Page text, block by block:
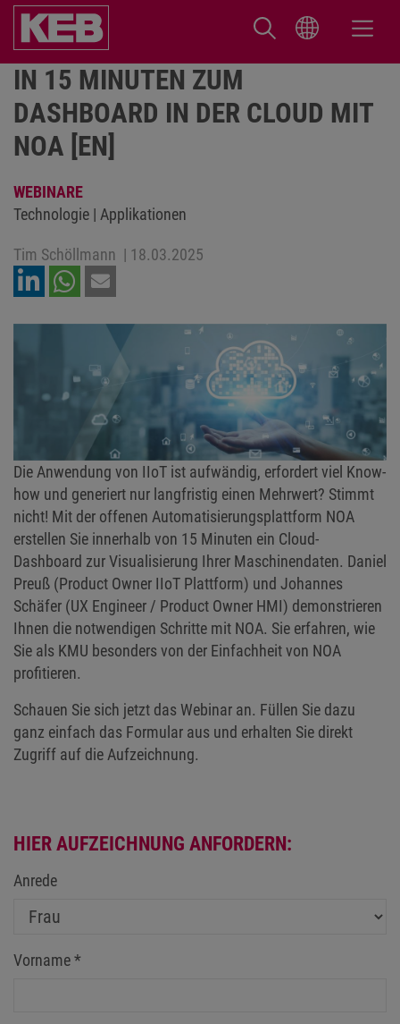
IN 15 MINUTEN ZUM
DASHBOARD IN DER CLOUD MIT
NOA [EN]
WEBINARE
Technologie | Applikationen
Tim Schöllmann | 18.03.2025
Die Anwendung von IIoT ist aufwändig, erfordert viel Know-
how und generiert nur langfristig einen Mehrwert? Stimmt
nicht! Mit der offenen Automatisierungsplattform NOA
erstellen Sie innerhalb von 15 Minuten ein Cloud-
Dashboard zur Visualisierung Ihrer Maschinendaten. Daniel
Preuß (Product Owner IIoT Plattform) und Johannes
Schäfer (UX Engineer / Product Owner HMI) demonstrieren
Ihnen die notwendigen Schritte mit NOA. Sie erfahren, wie
Sie als KMU besonders von der Einfachheit von NOA
profitieren.
Schauen Sie sich jetzt das Webinar an. Füllen Sie dazu
ganz einfach das Formular aus und erhalten Sie direkt
Zugriff auf die Aufzeichnung.
HIER AUFZEICHNUNG ANFORDERN:
Anrede
Vorname*